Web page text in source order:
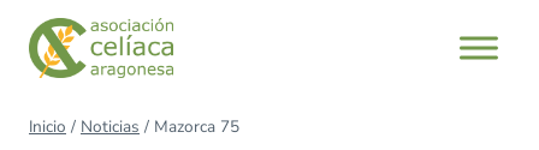
Inicio / Noticias / Mazorca 75